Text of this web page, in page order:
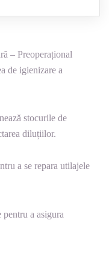
– Preoperațional
de igienizare a
stocurile de
diluțiilor.
a se repara utilajele
a asigura